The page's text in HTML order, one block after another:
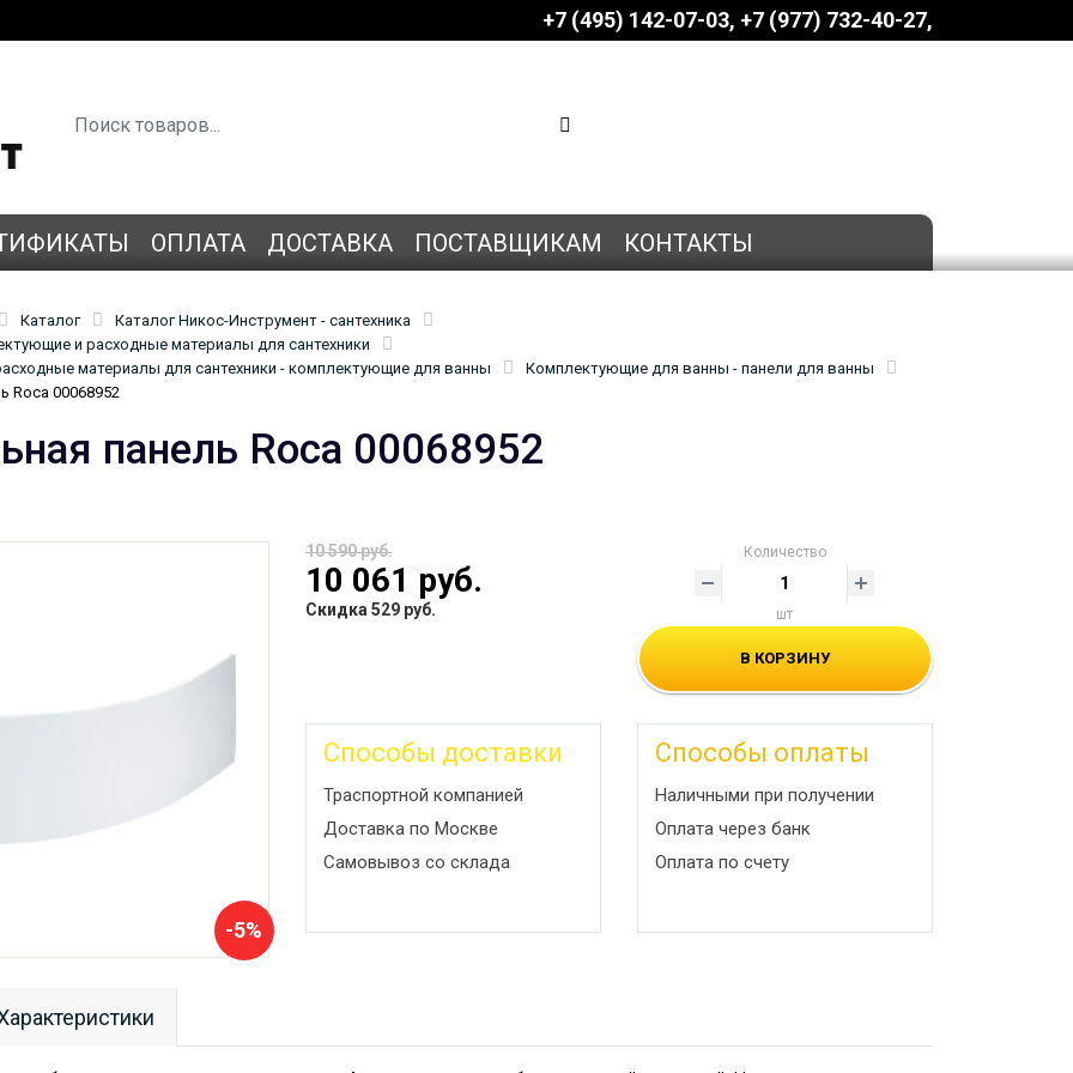
+7 (495) 142-07-03 ‎‎+7 (977) 732-40-27
ОПЛАТА ДОСТАВКА ПОСТАВЩИКАМ КОНТАКТЫ
Каталог
Каталог Никос-Инструмент - сантехника
и расходные материалы для сантехники
материалы для сантехники - комплектующие для ванны
Комплектующие для ванны - панели для ванны
Roca 00068952
панель Roca 00068952
-5%
10 590 руб.
10 061 руб.
Скидка 529 руб.
Количество
шт
В КОРЗИНУ
Способы доставки
Траспортной компанией
Доставка по Москве
Самовывоз со склада
Способы оплаты
Наличными при получении
Оплата через банк
Оплата по счету